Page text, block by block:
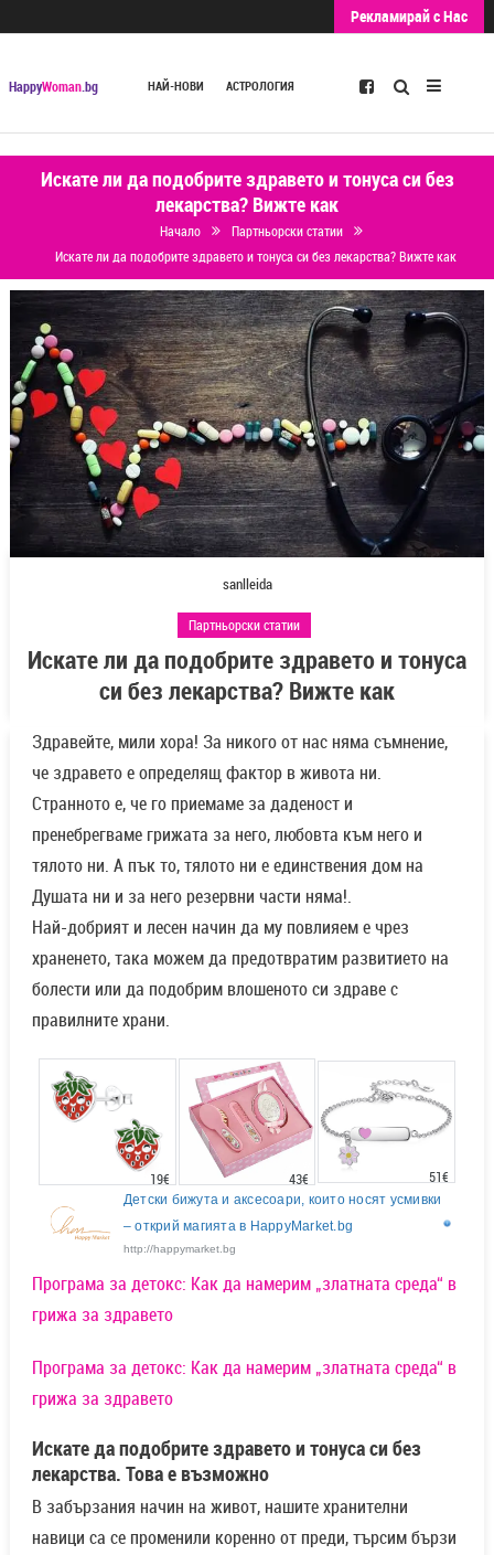
Рекламирай с Нас
HappyWoman.bg НАЙ-НОВИ АСТРОЛОГИЯ Търсене
Искате ли да подобрите здравето и тонуса си без
лекарства? Вижте как
Начало
Партньорски статии
Искате ли да подобрите здравето и тонуса си без лекарства? Вижте как
sanlleida
Партньорски статии
Искате ли да подобрите здравето и тонуса
си без лекарства? Вижте как
Здравейте, мили хора! За никого от нас няма съмнение,
че здравето е определящ фактор в живота ни.
Странното е, че го приемаме за даденост и
пренебрегваме грижата за него, любовта към него и
тялото ни. А пък то, тялото ни е единствения дом на
Душата ни и за него резервни части няма!.
Най-добрият и лесен начин да му повлияем е чрез
храненето, така можем да предотвратим развитието на
болести или да подобрим влошеното си здраве с
правилните храни.
19€ 43€ 51€
Детски бижута и аксесоари, които носят усмивки
– открий магията в HappyMarket.bg
http://happymarket.bg
Програма за детокс: Как да намерим „златната среда“ в
грижа за здравето
Програма за детокс: Как да намерим „златната среда“ в
грижа за здравето
Искате да подобрите здравето и тонуса си без
лекарства. Това е възможно
В забързания начин на живот, нашите хранителни
навици са се променили коренно от преди, търсим бързи